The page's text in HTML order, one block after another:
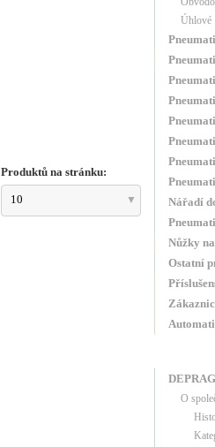
Produktů na stránku:
10
Úhlové
Nářadí
Nůžky
Ostatní
O